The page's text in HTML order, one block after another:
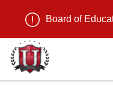
Board of Education